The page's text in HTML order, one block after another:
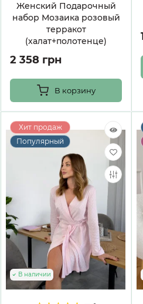
Женский Подарочный
набор Мозаика розовый
терракот
(халат+полотенце)
2 358 грн
В корзину
Хит продаж
Популярный
В наличии